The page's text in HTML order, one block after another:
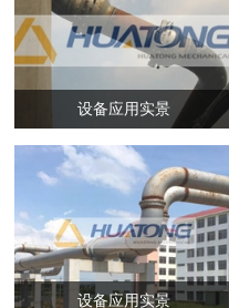
设备应用实景
设备应用实景